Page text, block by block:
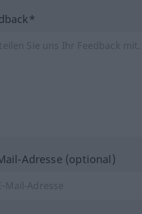
Adresse (optional)